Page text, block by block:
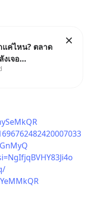
ค่ไหน? ตลาด
เจอ
ว่าที่คิด และ
ษฐกิจไทย